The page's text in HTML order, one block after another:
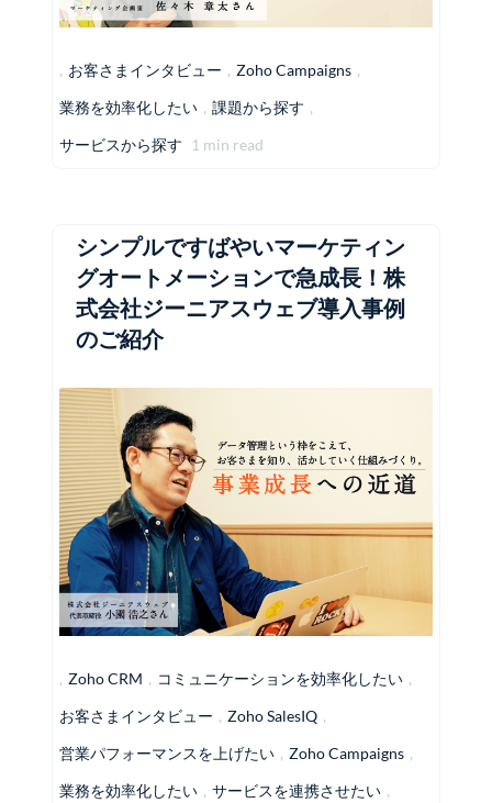
, お客さまインタビュー , Zoho Campaigns ,
業務を効率化したい , 課題から探す ,
サービスから探す
1 min read
シンプルですばやいマーケティン
グオートメーションで急成長！株
式会社ジーニアスウェブ導入事例
のご紹介
, Zoho CRM , コミュニケーションを効率化したい ,
お客さまインタビュー , Zoho SalesIQ ,
営業パフォーマンスを上げたい , Zoho Campaigns ,
業務を効率化したい , サービスを連携させたい ,